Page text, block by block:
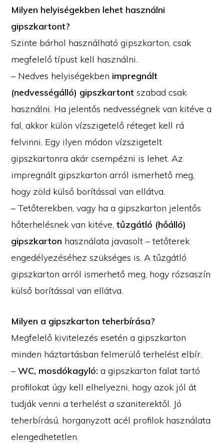
Milyen helyiségekben lehet használni
gipszkartont?
Szinte bárhol használható gipszkarton, csak
megfelelő típust kell használni.
– Nedves helyiségekben impregnált
(nedvességálló) gipszkartont szabad csak
használni. Ha jelentős nedvességnek van kitéve a
fal, akkor külön vízszigetelő réteget kell rá
felvinni. Egy ilyen módon vízszigetelt
gipszkartonra akár csempézni is lehet. Az
impregnált gipszkarton arról ismerhető meg,
hogy zöld külső borítással van ellátva.
– Tetőterekben, vagy ha a gipszkarton jelentős
hőterhelésnek van kitéve,tűzgátló (hőálló)
gipszkarton használata javasolt – tetőterek
engedélyezéséhez szükséges is. A tűzgátló
gipszkarton arról ismerhető meg, hogy rózsaszín
külső borítással van ellátva.
Milyen a gipszkarton teherbírása?
Megfelelő kivitelezés esetén a gipszkarton
minden háztartásban felmerülő terhelést elbír.
–WC, mosdókagyló: a gipszkarton falat tartó
profilokat úgy kell elhelyezni, hogy azok jól át
tudják venni a terhelést a szaniterektől. Jó
teherbírású, horganyzott acél profilok használata
elengedhetetlen.